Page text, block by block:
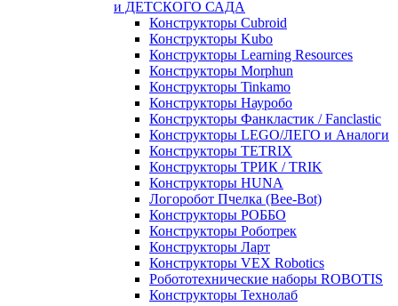
и ДЕТСКОГО САДА
Конструкторы Cubroid
Конструкторы Kubo
Конструкторы Learning Resources
Конструкторы Morphun
Конструкторы Tinkamo
Конструкторы Науробо
Конструкторы Фанкластик / Fanclastic
Конструкторы LEGO/ЛЕГО и Аналоги
Конструкторы TETRIX
Конструкторы ТРИК / TRIK
Конструкторы HUNA
Логоробот Пчелка (Bee-Bot)
Конструкторы РОББО
Конструкторы Роботрек
Конструкторы Ларт
Конструкторы VEX Robotics
Робототехнические наборы ROBOTIS
Конструкторы Технолаб